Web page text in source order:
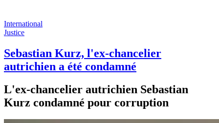
International
Justice
Sebastian Kurz, l'ex-chancelier
autrichien a été condamné
L'ex-chancelier autrichien Sebastian
Kurz condamné pour corruption